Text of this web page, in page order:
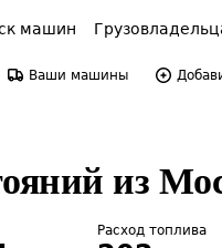
машин
Ваши машины
из
Расход топлива